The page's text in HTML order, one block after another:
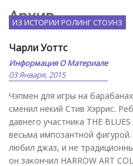
Архив
ИЗ ИСТОРИИ РОЛИНГ СТОУНЗ
Чарли Уоттс
Информация О Материале
03 Января, 2015
Чэпмен для игры на
сменил некий Стив Хэррис.
давнего участника THE
весьма импозантной
любил джаз, и не
он закончил HARROW ART